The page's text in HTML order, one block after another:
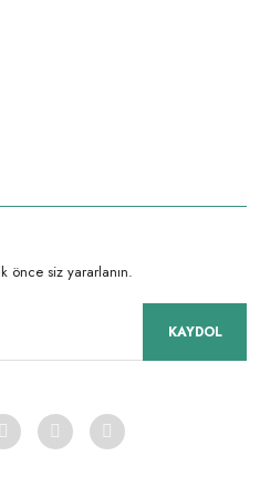
önce siz yararlanın.
KAYDOL